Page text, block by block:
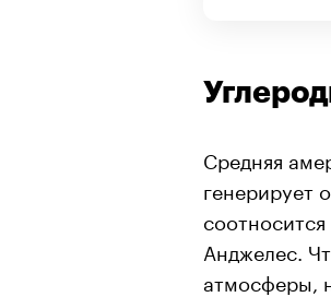
Средняя
генерирует
Анджелес.
атмосферы,